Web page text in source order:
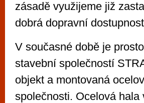
zásadě využijeme již
dobrá dopravní
V současné době je
stavební společností
objekt a montovaná
společnosti. Ocelová